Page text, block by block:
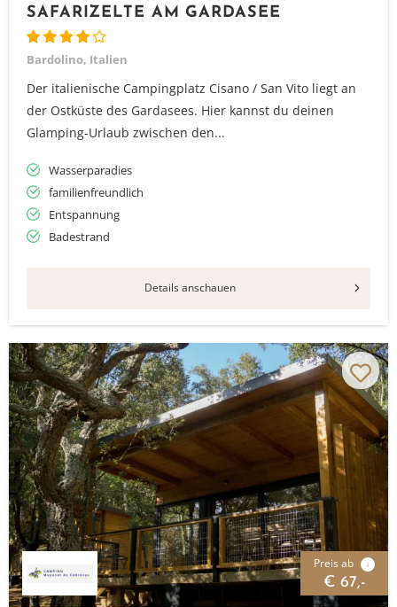
SAFARIZELTE AM GARDASEE
Bardolino, Italien
Der italienische Campingplatz Cisano / San Vito liegt an
der Ostküste des Gardasees. Hier kannst du deinen
Glamping-Urlaub zwischen den...
Wasserparadies
familienfreundlich
Entspannung
Badestrand
Details anschauen
Preis ab i
€ 67,-